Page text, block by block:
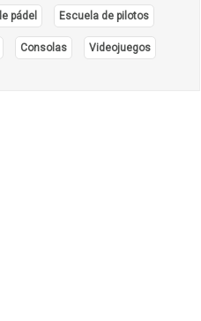
pádel Escuela de pilotos
Consolas Videojuegos